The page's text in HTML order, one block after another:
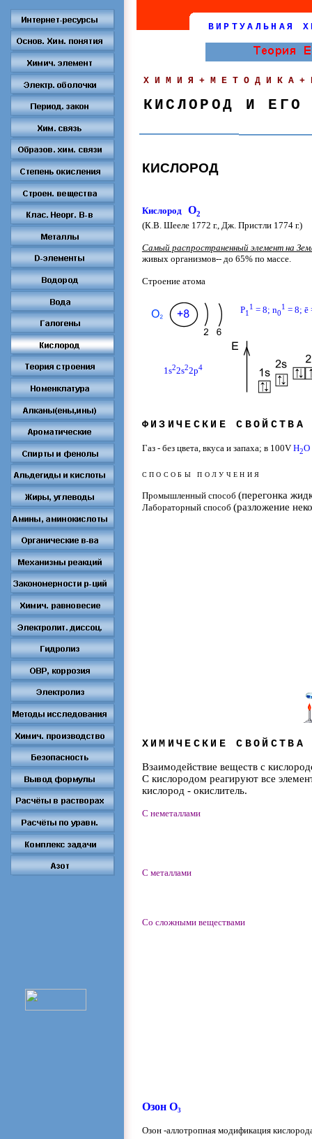
ВИРТУАЛЬНАЯ
КИСЛОРОД И ЕГО
КИСЛОРОД
Кислород O2
(К.В. Шееле 1772 г., Дж. Пристли 1774 г.)
Самый распространенный элемент на
живых организмов-- до 65% по массе.
Строение атома
P1
1 = 8; n0
1 = 8; ē
1s22s22p4
ФИЗИЧЕСКИЕ СВОЙСТВА
Газ - без цвета, вкуса и запаха; в 100V H2O
СПОСОБЫ ПОЛУЧЕНИЯ
Промышленный способ (перегонка
Лабораторный способ (разложение
ХИМИЧЕСКИЕ СВОЙСТВА
Взаимодействие веществ с
С кислородом реагируют все
кислород - окислитель.
С неметаллами
С металлами
Со сложными веществами
Озон O3
Озон -аллотропная модификация